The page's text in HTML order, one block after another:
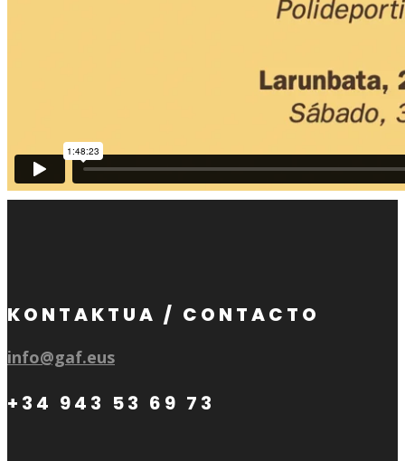
KONTAKTUA / CONTACTO
info@gaf.eus
+34 943 53 69 73